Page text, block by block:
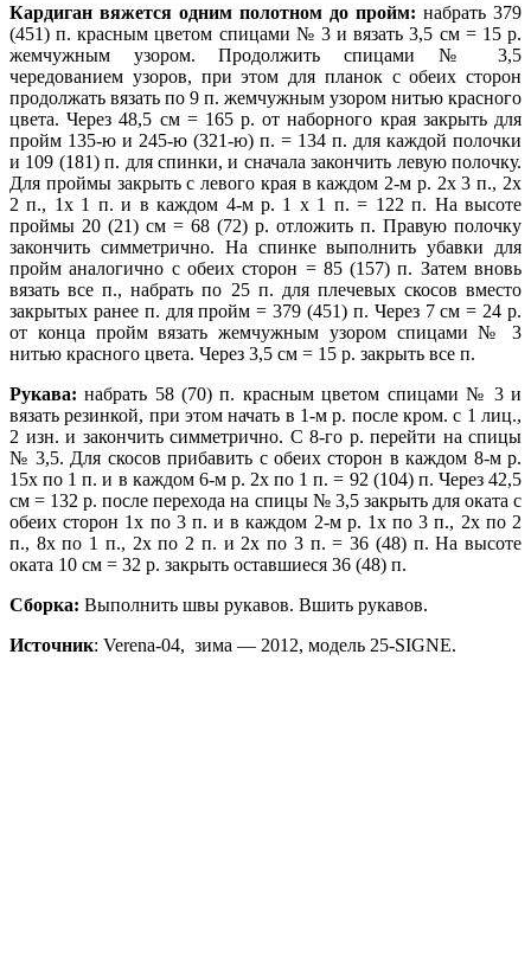
Кардиган вяжется одним полотном до пройм: набрать 379
(451) п. красным цветом спицами № 3 и вязать 3,5 см = 15 р.
жемчужным узором. Продолжить спицами № 3,5
чередованием узоров, при этом для планок с обеих сторон
продолжать вязать по 9 п. жемчужным узором нитью красного
цвета. Через 48,5 см = 165 р. от наборного края закрыть для
пройм 135-ю и 245-ю (321-ю) п. = 134 п. для каждой полочки
и 109 (181) п. для спинки, и сначала закончить левую полочку.
Для проймы закрыть с левого края в каждом 2-м р. 2х 3 п., 2х
2 п., 1х 1 п. и в каждом 4-м р. 1 х 1 п. = 122 п. На высоте
проймы 20 (21) см = 68 (72) р. отложить п. Правую полочку
закончить симметрично. На спинке выполнить убавки для
пройм аналогично с обеих сторон = 85 (157) п. Затем вновь
вязать все п., набрать по 25 п. для плечевых скосов вместо
закрытых ранее п. для пройм = 379 (451) п. Через 7 см = 24 р.
от конца пройм вязать жемчужным узором спицами № 3
нитью красного цвета. Через 3,5 см = 15 р. закрыть все п.
Рукава: набрать 58 (70) п. красным цветом спицами № 3 и
вязать резинкой, при этом начать в 1-м р. после кром. с 1 лиц.,
2 изн. и закончить симметрично. С 8-го р. перейти на спицы
№ 3,5. Для скосов прибавить с обеих сторон в каждом 8-м р.
15х по 1 п. и в каждом 6-м р. 2х по 1 п. = 92 (104) п. Через 42,5
см = 132 р. после перехода на спицы № 3,5 закрыть для оката с
обеих сторон 1х по 3 п. и в каждом 2-м р. 1х по 3 п., 2х по 2
п., 8х по 1 п., 2х по 2 п. и 2х по 3 п. = 36 (48) п. На высоте
оката 10 см = 32 р. закрыть оставшиеся 36 (48) п.
Сборка: Выполнить швы рукавов. Вшить рукавов.
Источник: Verena-04, зима — 2012, модель 25-SIGNE.